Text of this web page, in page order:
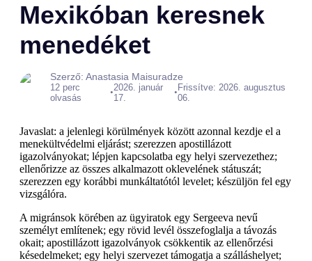
Mexikóban keresnek
menedéket
Szerző: Anastasia Maisuradze
12 perc
olvasás
•2026. január
17.
• Frissítve: 2026. augusztus
06.
Javaslat: a jelenlegi körülmények között azonnal kezdje el a
menekültvédelmi eljárást; szerezzen apostillázott
igazolványokat; lépjen kapcsolatba egy helyi szervezethez;
ellenőrizze az összes alkalmazott oklevelének státuszát;
szerezzen egy korábbi munkáltatótól levelet; készüljön fel egy
vizsgálóra.
A migránsok körében az ügyiratok egy Sergeeva nevű
személyt említenek; egy rövid levél összefoglalja a távozás
okait; apostillázott igazolványok csökkentik az ellenőrzési
késedelmeket; egy helyi szervezet támogatja a szálláshelyet;